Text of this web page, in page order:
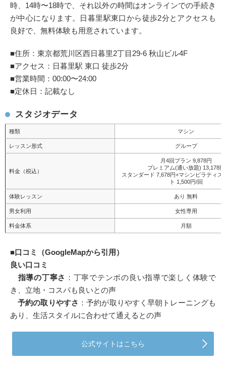
時、14時〜18時で、それ以外の時間はオンラインでの手続き
が中心になります。日暮里駅東口から徒歩2分とアクセスも
良好で、無料体験も用意されています。
■住所：東京都荒川区西日暮里2丁目29-6 秋山ビル4F
■アクセス：日暮里駅 東口 徒歩2分
■営業時間：00:00〜24:00
■定休日：記載なし
スタジオデータ
種類 マシン
レッスン形式 グループ
料金（税込）
月4回プラン 9,878円
プレミアム(通い放題) 13,178円
スタンダード 7,678円+マシンピラティス
ト 1,500円/回
体験レッスン あり 無料
男女利用 女性専用
料金体系 月額
■口コミ（GoogleMapから引用）
良い口コミ
指導の丁寧さ ：丁寧でテンポの良い指導で楽しく体験で
き、立地・コスパも良いとの声
予約の取りやすさ ：予約が取りやすく早朝トレーニングも
あり、生活スタイルに合わせて通えるとの声
公式サイトはこちら